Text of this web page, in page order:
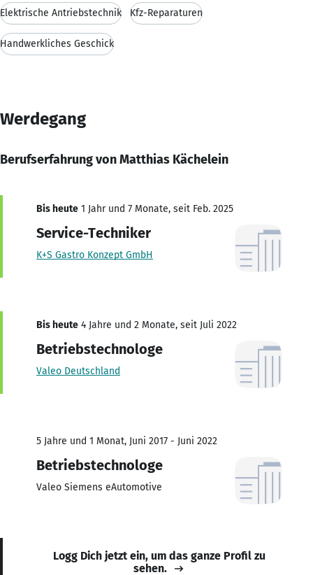
Elektrische Antriebstechnik Kfz-Reparaturen
Handwerkliches Geschick
Werdegang
Berufserfahrung von Matthias Kächelein
Bis heute 1 Jahr und 7 Monate, seit Feb. 2025
Service-Techniker
K+S Gastro Konzept GmbH
Bis heute 4 Jahre und 2 Monate, seit Juli 2022
Betriebstechnologe
Valeo Deutschland
5 Jahre und 1 Monat, Juni 2017 - Juni 2022
Betriebstechnologe
Valeo Siemens eAutomotive
Logg Dich jetzt ein, um das ganze Profil zu
sehen.